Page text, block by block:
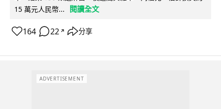
15 萬元人民幣...
閱讀全文
164 22 ↗ 分享
ADVERTISEMENT